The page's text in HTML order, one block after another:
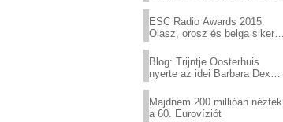
ESC Radio Awards 2015:
Olasz, orosz és belga siker,
Blog: Trijntje Oosterhuis
nyerte az idei Barbara Dex
Majdnem 200 millióan nézték
a 60. Eurovíziót